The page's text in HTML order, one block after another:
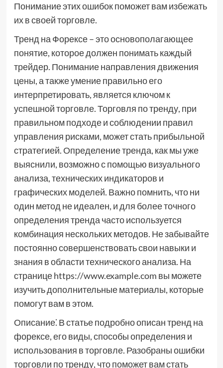
Понимание этих ошибок поможет вам избежать
их в своей торговле.
Тренд на Форексе – это основополагающее
понятие, которое должен понимать каждый
трейдер. Понимание направления движения
цены, а также умение правильно его
интерпретировать, является ключом к
успешной торговле. Торговля по тренду, при
правильном подходе и соблюдении правил
управления рисками, может стать прибыльной
стратегией. Определение тренда, как мы уже
выяснили, возможно с помощью визуального
анализа, технических индикаторов и
графических моделей. Важно помнить, что ни
один метод не идеален, и для более точного
определения тренда часто используется
комбинация нескольких методов. Не забывайте
постоянно совершенствовать свои навыки и
знания в области технического анализа. На
странице https://www.example.com вы можете
изучить дополнительные материалы, которые
помогут вам в этом.
Описание⁚ В статье подробно описан тренд на
форексе, его виды, способы определения и
использования в торговле. Разобраны ошибки
торговли по тренду, что поможет вам стать